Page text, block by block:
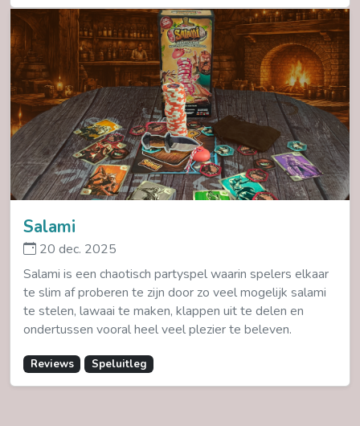
Salami
20 dec. 2025
Salami is een chaotisch partyspel waarin spelers elkaar
te slim af proberen te zijn door zo veel mogelijk salami
te stelen, lawaai te maken, klappen uit te delen en
ondertussen vooral heel veel plezier te beleven.
Reviews Speluitleg